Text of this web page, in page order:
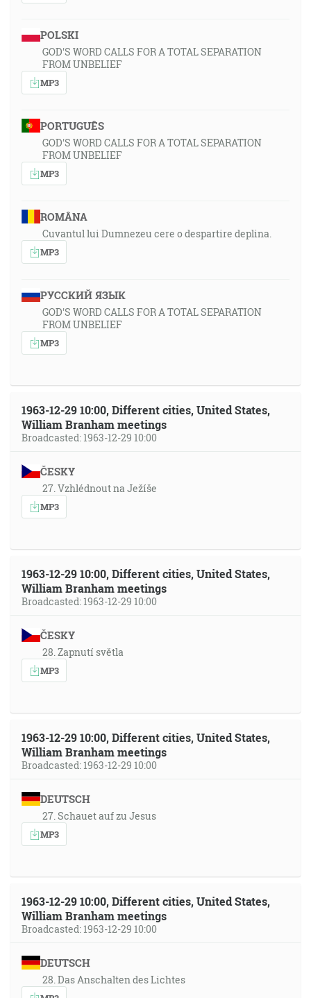
POLSKI
GOD'S WORD CALLS FOR A TOTAL SEPARATION
FROM UNBELIEF
MP3
PORTUGUÊS
GOD'S WORD CALLS FOR A TOTAL SEPARATION
FROM UNBELIEF
MP3
ROMÂNA
Cuvantul lui Dumnezeu cere o despartire deplina.
MP3
РУССКИЙ ЯЗЫК
GOD'S WORD CALLS FOR A TOTAL SEPARATION
FROM UNBELIEF
MP3
1963-12-29 10:00, Different cities, United States,
William Branham meetings
Broadcasted: 1963-12-29 10:00
ČESKY
27. Vzhlédnout na Ježíše
MP3
1963-12-29 10:00, Different cities, United States,
William Branham meetings
Broadcasted: 1963-12-29 10:00
ČESKY
28. Zapnutí světla
MP3
1963-12-29 10:00, Different cities, United States,
William Branham meetings
Broadcasted: 1963-12-29 10:00
DEUTSCH
27. Schauet auf zu Jesus
MP3
1963-12-29 10:00, Different cities, United States,
William Branham meetings
Broadcasted: 1963-12-29 10:00
DEUTSCH
28. Das Anschalten des Lichtes